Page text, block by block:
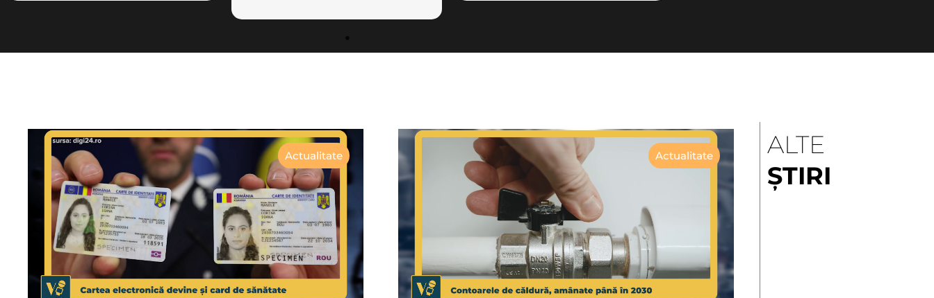
Actualitate Actualitate
ALTE
ȘTIRI